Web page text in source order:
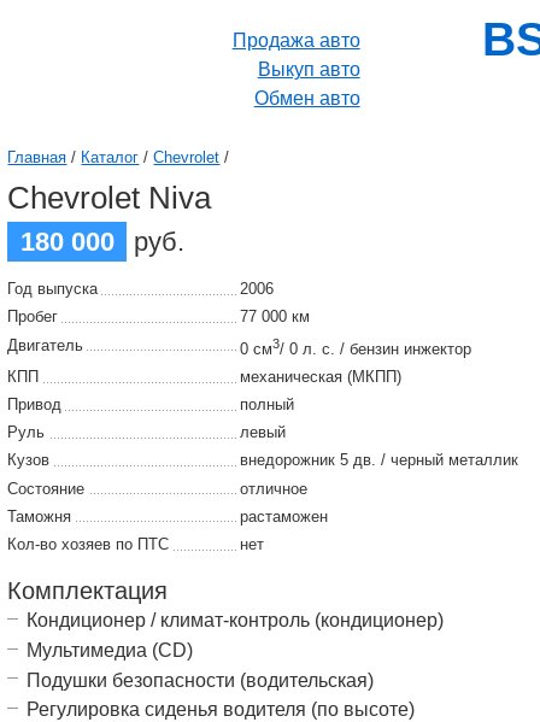
Продажа авто
Выкуп авто
Обмен авто
Главная / Каталог /Chevrolet /
Chevrolet Niva
180 000 руб.
Год выпуска
2006
Пробег
77 000 км
Двигатель
0 см3/ 0 л. с. / бензин инжектор
КПП
механическая (МКПП)
Привод
полный
Руль
левый
Кузов
внедорожник 5 дв. / черный металлик
Состояние
отличное
Таможня
растаможен
Кол-во хозяев по ПТС
нет
Комплектация
Кондиционер / климат-контроль (кондиционер)
Мультимедиа (CD)
Подушки безопасности (водительская)
Регулировка сиденья водителя (по высоте)